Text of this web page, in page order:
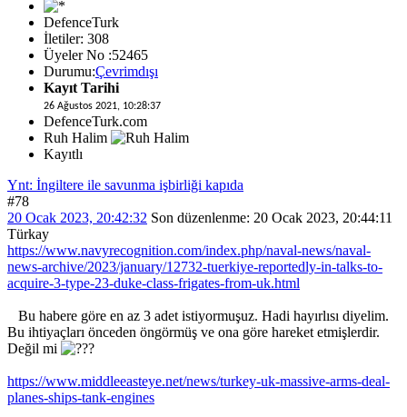
DefenceTurk
İletiler: 308
Üyeler No :52465
Durumu:Çevrimdışı
Kayıt Tarihi
26 Ağustos 2021, 10:28:37
DefenceTurk.com
Ruh Halim
Kayıtlı
Ynt: İngiltere ile savunma işbirliği kapıda
#78
20 Ocak 2023, 20:42:32 Son düzenlenme: 20 Ocak 2023, 20:44:11
Türkay
https://www.navyrecognition.com/index.php/naval-news/naval-
news-archive/2023/january/12732-tuerkiye-reportedly-in-talks-to-
acquire-3-type-23-duke-class-frigates-from-uk.html
Bu habere göre en az 3 adet istiyormuşuz. Hadi hayırlısı diyelim.
Bu ihtiyaçları önceden öngörmüş ve ona göre hareket etmişlerdir.
Değil mi
https://www.middleeasteye.net/news/turkey-uk-massive-arms-deal-
planes-ships-tank-engines